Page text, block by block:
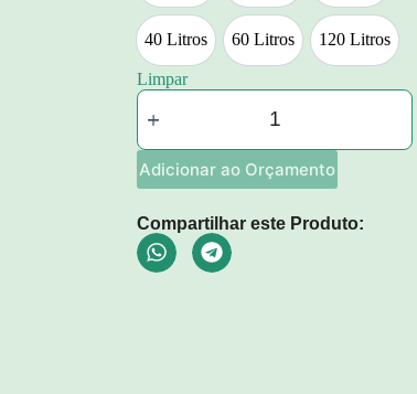
40 Litros40 Litros60 Litros60 Litros120 Litros
120 Litros
Limpar
Adicionar ao Orçamento
Compartilhar este Produto: